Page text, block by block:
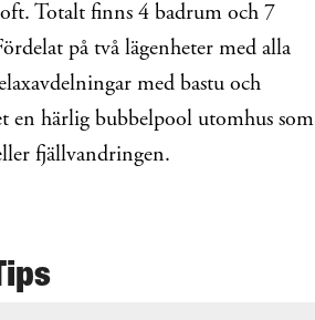
Totalt finns 4 badrum och 7
på två lägenheter med alla
med bastu och
en härlig bubbelpool utomhus som
fjällvandringen.